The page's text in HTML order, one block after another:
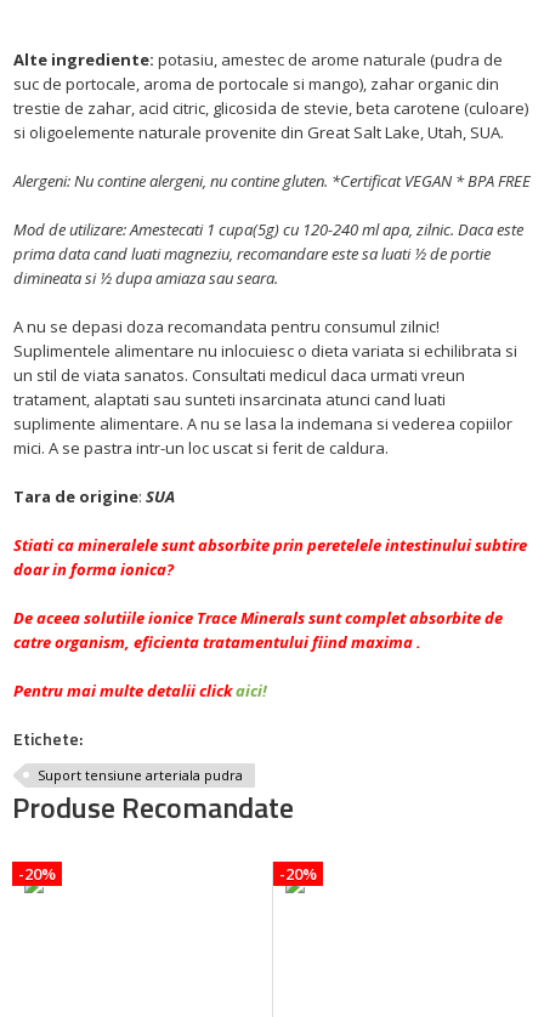
Alte ingrediente: potasiu, amestec de arome naturale (pudra de
suc de portocale, aroma de portocale si mango), zahar organic din
trestie de zahar, acid citric, glicosida de stevie, beta carotene (culoare)
si oligoelemente naturale provenite din Great Salt Lake, Utah, SUA.
Alergeni: Nu contine alergeni, nu contine gluten. *Certificat VEGAN * BPA FREE
Mod de utilizare: Amestecati 1 cupa(5g) cu 120-240 ml apa, zilnic. Daca este
prima data cand luati magneziu, recomandare este sa luati ½ de portie
dimineata si ½ dupa amiaza sau seara.
A nu se depasi doza recomandata pentru consumul zilnic!
Suplimentele alimentare nu inlocuiesc o dieta variata si echilibrata si
un stil de viata sanatos. Consultati medicul daca urmati vreun
tratament, alaptati sau sunteti insarcinata atunci cand luati
suplimente alimentare. A nu se lasa la indemana si vederea copiilor
mici. A se pastra intr-un loc uscat si ferit de caldura.
Tara de origine: SUA
Stiati ca mineralele sunt absorbite prin peretelele intestinului subtire
doar in forma ionica?
De aceea solutiile ionice Trace Minerals sunt complet absorbite de
catre organism, eficienta tratamentului fiind maxima .
Pentru mai multe detalii clickaici!
Etichete:
Suport tensiune arteriala pudra
Produse Recomandate
-20% -20%